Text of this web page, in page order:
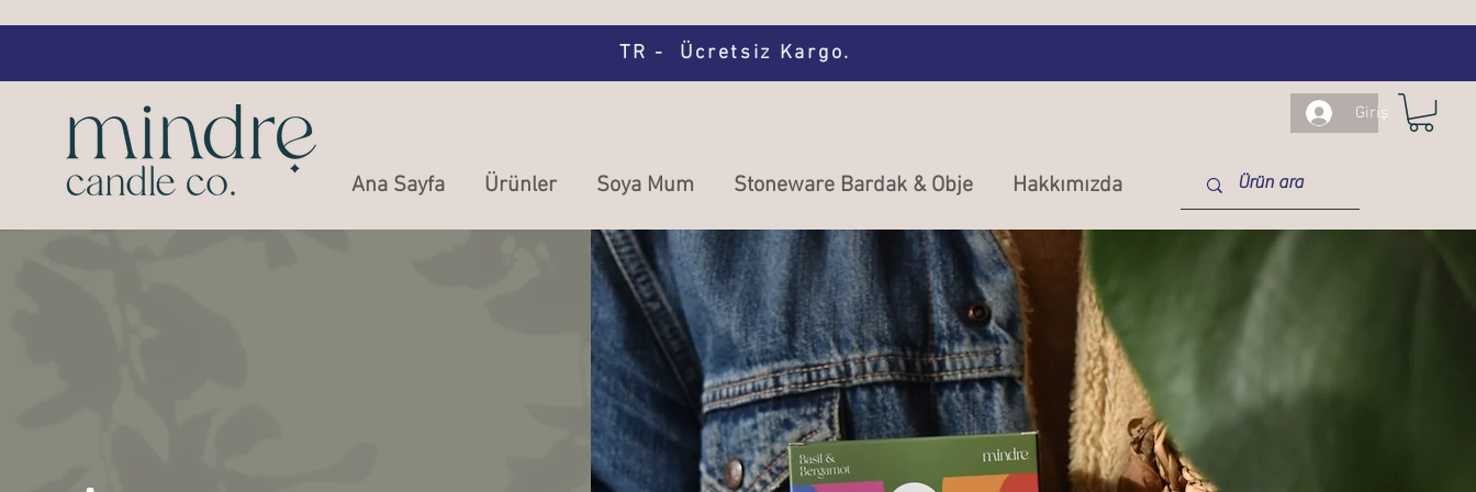
Giriş
TR - Ücretsiz Kargo.
Ana Sayfa Ürünler Soya Mum Stoneware Bardak & Obje Hakkımızda